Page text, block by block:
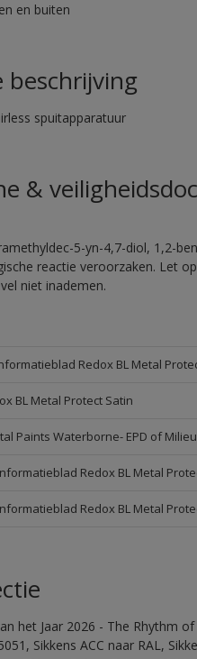
en buiten
beschrijving
spuitapparatuur
&
5-yn-4,7-diol, 1,2-
reactie veroorzaken. Let
niet inademen.
Redox BL Metal
BL Metal Protect Satin
Paints Waterborne- EPD of
Redox BL Metal
Redox BL Metal
het Jaar 2026 - The Rhythm
Sikkens ACC naar RAL,